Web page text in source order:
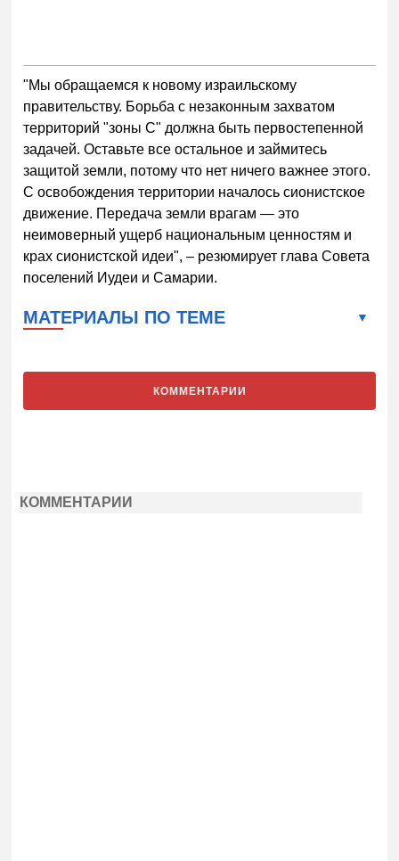
"Мы обращаемся к новому израильскому
правительству. Борьба с незаконным захватом
территорий "зоны С" должна быть первостепенной
задачей. Оставьте все остальное и займитесь
защитой земли, потому что нет ничего важнее этого.
С освобождения территории началось сионистское
движение. Передача земли врагам — это
неимоверный ущерб национальным ценностям и
крах сионистской идеи", – резюмирует глава Совета
поселений Иудеи и Самарии.
МАТЕРИАЛЫ ПО ТЕМЕ
КОММЕНТАРИИ
КОММЕНТАРИИ